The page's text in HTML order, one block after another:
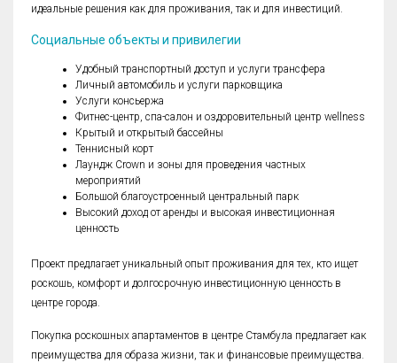
идеальные решения как для проживания, так и для инвестиций.
Социальные объекты и привилегии
Удобный транспортный доступ и услуги трансфера
Личный автомобиль и услуги парковщика
Услуги консьержа
Фитнес-центр, спа-салон и оздоровительный центр wellness
Крытый и открытый бассейны
Теннисный корт
Лаундж Crown и зоны для проведения частных
мероприятий
Большой благоустроенный центральный парк
Высокий доход от аренды и высокая инвестиционная
ценность
Проект предлагает уникальный опыт проживания для тех, кто ищет
роскошь, комфорт и долгосрочную инвестиционную ценность в
центре города.
Покупка роскошных апартаментов в центре Стамбула предлагает как
преимущества для образа жизни, так и финансовые преимущества.